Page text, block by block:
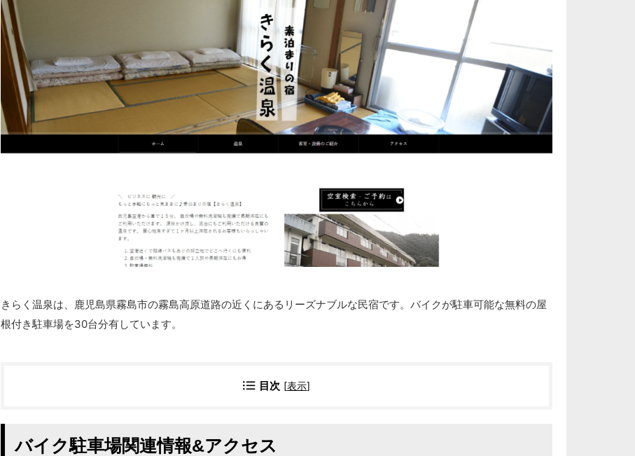
きらく温泉は、鹿児島県霧島市の霧島高原道路の近くにあるリーズナブルな民宿です。バイクが駐車可能な無料の屋
根付き駐車場を30台分有しています。
目次 [表示]
バイク駐車場関連情報&アクセス